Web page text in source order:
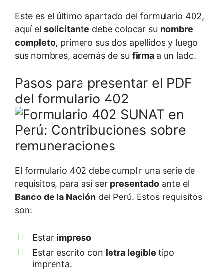
Este es el último apartado del formulario 402,
aquí el solicitante debe colocar su nombre
completo, primero sus dos apellidos y luego
sus nombres, además de su firma a un lado.
Pasos para presentar el PDF
del formulario 402
El formulario 402 debe cumplir una serie de
requisitos, para así ser presentado ante el
Banco de la Nación del Perú. Estos requisitos
son:
Estar impreso
Estar escrito con letra legible tipo
imprenta.